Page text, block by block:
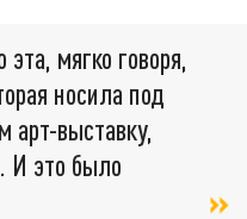
мягко говоря,
носила под
арт-выставку,
И это было